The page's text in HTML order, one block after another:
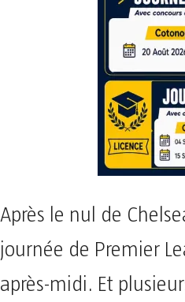
Après le nul de
journée de Premier
après-midi. Et